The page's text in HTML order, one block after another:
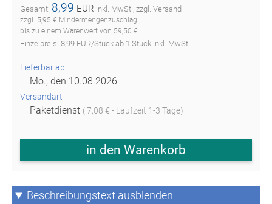
Gesamt: 8,99 EUR inkl. MwSt., zzgl. Versand
zzgl. 5,95 € Mindermengenzuschlag
bis zu einem Warenwert von 59,50 €
Einzelpreis: 8,99EUR/Stückab 1 Stück inkl. MwSt.
Lieferbar ab:
Mo., den 10.08.2026
Versandart
Paketdienst ( 7,08 € - Laufzeit 1-3 Tage)
in den Warenkorb
Beschreibungstext